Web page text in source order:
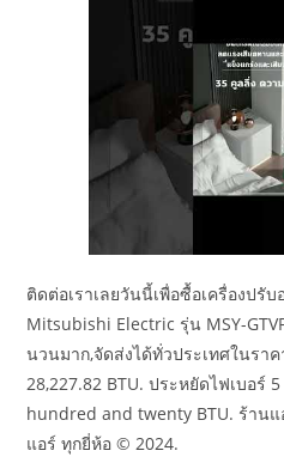
ติดต่อเราเลยวันนี้เพื่อซื้อเครื่องปรั
Mitsubishi Electric รุ่น MSY-
นวนมาก,จัดส่งได้ทั่วประเทศในราค
28,227.82 BTU. ประหยัดไฟเบอร์
hundred and twenty BTU. ร้าน
แอร์ ทุกยี่ห้อ © 2024.